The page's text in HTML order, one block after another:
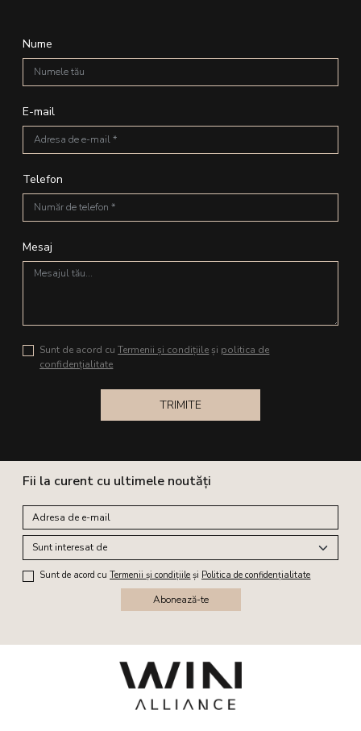
Nume
E-mail
Telefon
Mesaj
Sunt de acord cuTermenii și condițiile și politica de
confidențialitate
TRIMITE
Fii la curent cu ultimele noutăți
Sunt de acord cuTermenii și condițiile și Politica de confidențialitate
Abonează-te